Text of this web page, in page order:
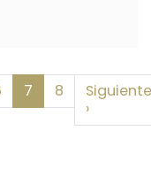
7 8
Siguiente
›